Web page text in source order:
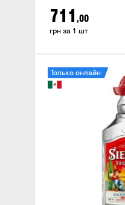
711 ,00
грн за 1 шт
Только онлайн